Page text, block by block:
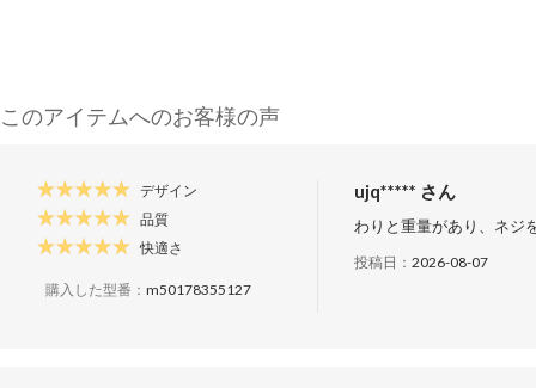
このアイテムへのお客様の声
デザイン
品質
快適さ
購入した型番： m50178355127
ujq***** さん
わりと重量があり、ネジ
投稿日： 2026-08-07